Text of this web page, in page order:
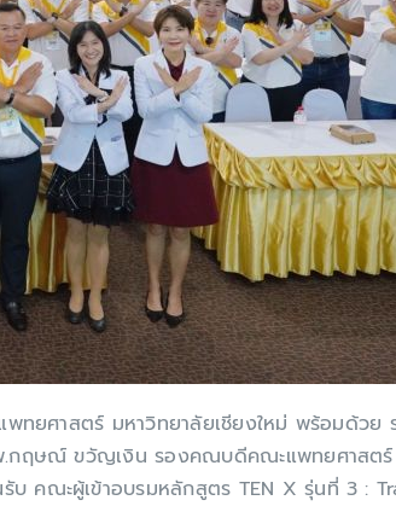
สตร์ มหาวิทยาลัยเชียงใหม่ พร้อมด้วย รศ
กฤษณ์ ขวัญเงิน รองคณบดีคณะแพทยศาสต
คณะผู้เข้าอบรมหลักสูตร TEN X รุ่นที่ 3 :